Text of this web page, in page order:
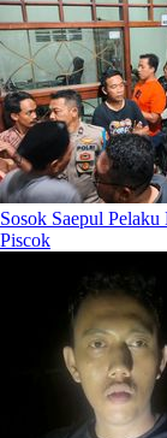
Sosok Saepul
Piscok